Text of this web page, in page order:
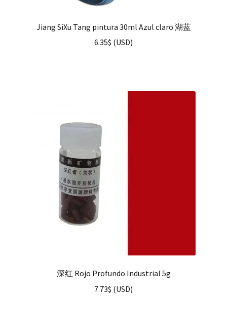
Jiang SiXu Tang pintura 30ml Azul claro 湖蓝
6.35$ (USD)
深红 Rojo Profundo Industrial 5g
7.73$ (USD)